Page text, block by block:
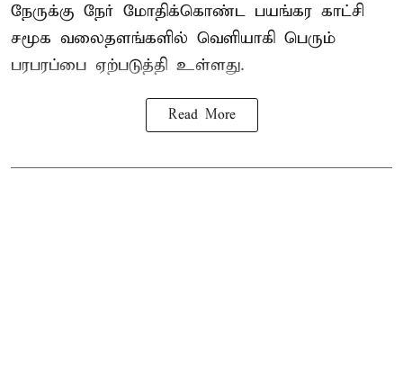
நேருக்கு நேர் மோதிக்கொண்ட பயங்கர காட்சி
சமூக வலைதளங்களில் வெளியாகி பெரும்
பரபரப்பை ஏற்படுத்தி உள்ளது.
Read More